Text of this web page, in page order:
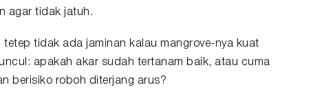
agar tidak jatuh.
tidak ada jaminan kalau mangrove-nya kuat
apakah akar sudah tertanam baik, atau cuma
berisiko roboh diterjang arus?